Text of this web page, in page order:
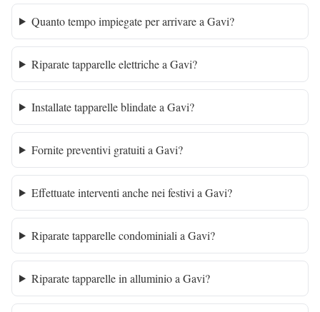
Quanto tempo impiegate per arrivare a Gavi?
Riparate tapparelle elettriche a Gavi?
Installate tapparelle blindate a Gavi?
Fornite preventivi gratuiti a Gavi?
Effettuate interventi anche nei festivi a Gavi?
Riparate tapparelle condominiali a Gavi?
Riparate tapparelle in alluminio a Gavi?